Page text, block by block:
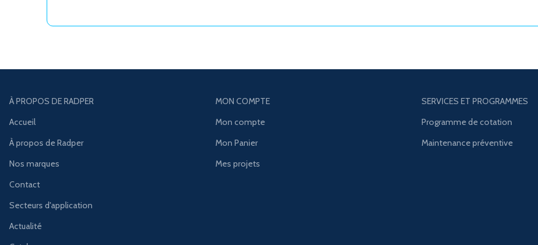
À PROPOS DE RADPER
Accueil
À propos de Radper
Nos marques
Contact
Secteurs d'application
Actualité
MON COMPTE
Mon compte
Mon Panier
Mes projets
SERVICES ET PROGRAMMES
Programme de cotation
Maintenance préventive